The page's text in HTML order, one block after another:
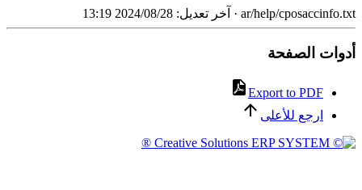
ar/help/cposaccinfo.txt · آخر تعديل: 2024/08/28 13:19
أدوات الصفحة
Export to PDF
ارجع للأعلى